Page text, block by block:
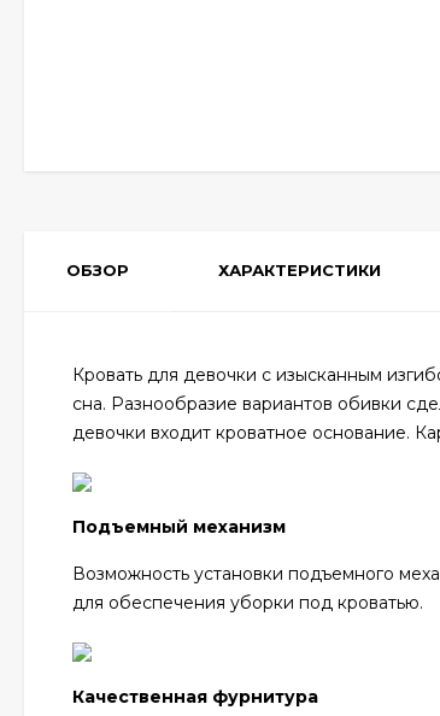
ОБЗОР ХАРАКТЕРИСТИКИ
Кровать для девочки с изысканным
сна. Разнообразие вариантов обивки
девочки входит кроватное основание.
Подъемный механизм
Возможность установки подъемного
для обеспечения уборки под кроватью.
Качественная фурнитура